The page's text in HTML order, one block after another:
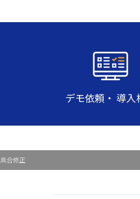
デモ依頼 ・ 導入
合修正